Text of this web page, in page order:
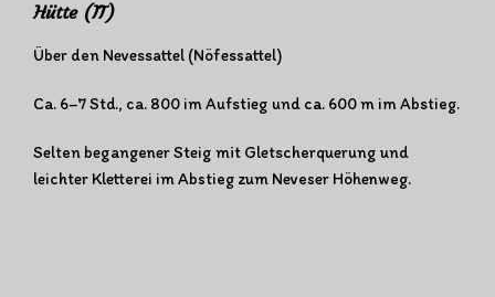
Hütte (IT)
Über den Nevessattel (Nöfessattel)
Ca. 6–7 Std., ca. 800 im Aufstieg und ca. 600 m im Abstieg.
Selten begangener Steig mit Gletscherquerung und
leichter Kletterei im Abstieg zum Neveser Höhenweg.